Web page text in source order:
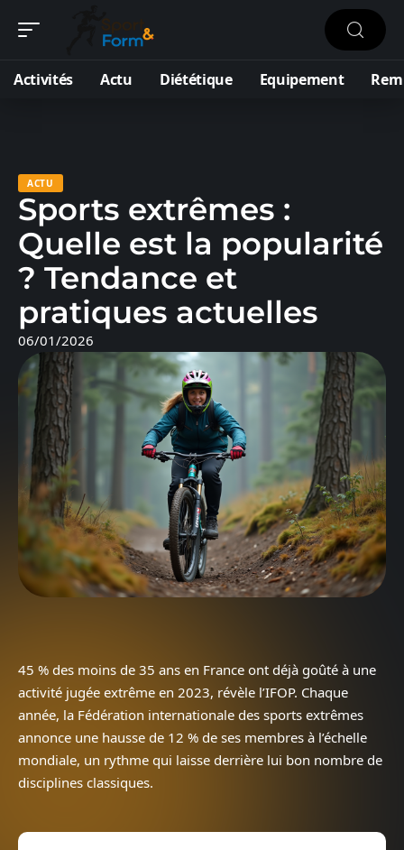
Activités Actu Diététique Equipement
ACTU
Sports extrêmes :
Quelle est la popularité
? Tendance et
pratiques actuelles
06/01/2026
45 % des moins de 35 ans en France ont déjà goûté à une
activité jugée extrême en 2023, révèle l’IFOP. Chaque
année, la Fédération internationale des sports extrêmes
annonce une hausse de 12 % de ses membres à l’échelle
mondiale, un rythme qui laisse derrière lui bon nombre de
disciplines classiques.